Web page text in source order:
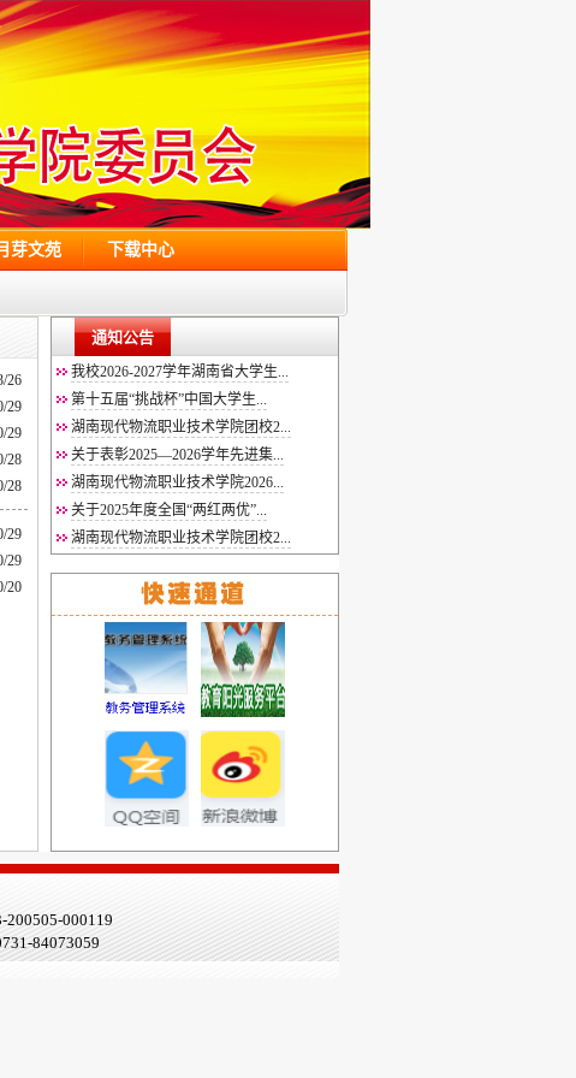
芽文苑 下载中心
26
29
29
28
28
29
29
20
通知公告
我校2026-2027学年湖南省大学生...
第十五届“挑战杯”中国大学生...
湖南现代物流职业技术学院团校2...
关于表彰2025—2026学年先进集...
湖南现代物流职业技术学院2026...
关于2025年度全国“两红两优”...
湖南现代物流职业技术学院团校2...
000119
84073059